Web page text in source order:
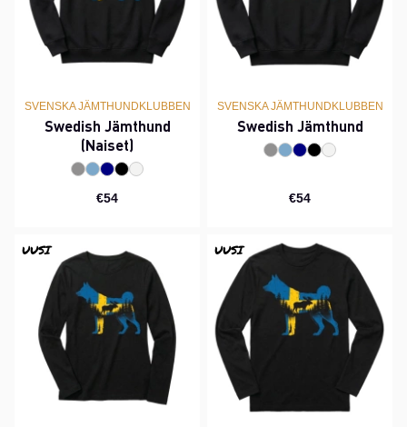
SVENSKA JÄMTHUNDKLUBBEN
Swedish Jämthund
(Naiset)
€54
SVENSKA JÄMTHUNDKLUBBEN
Swedish Jämthund
€54
UUSI UUSI